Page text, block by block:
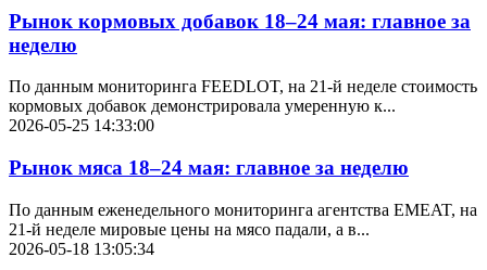
Рынок кормовых добавок 18–24 мая: главное за
неделю
По данным мониторинга FEEDLOT, на 21-й неделе стоимость
кормовых добавок демонстрировала умеренную к...
2026-05-25 14:33:00
Рынок мяса 18–24 мая: главное за неделю
По данным еженедельного мониторинга агентства EMEAT, на
21-й неделе мировые цены на мясо падали, а в...
2026-05-18 13:05:34